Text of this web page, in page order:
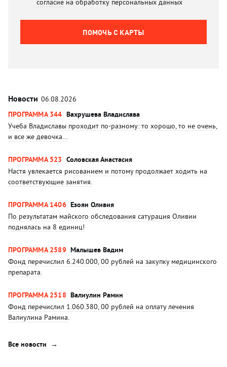
согласие на обработку персональных данных
ПОМОЧЬ C КАРТЫ
Новости 06.08.2026
ПРОГРАММА 344 Вахрушева Владислава
Учеба Владиславы проходит по-разному: то хорошо, то не очень,
и все же девочка...
ПРОГРАММА 523 Соловская Анастасия
Настя увлекается рисованием и потому продолжает ходить на
соответствующие занятия.
ПРОГРАММА 1406 Езоян Оливия
По результатам майского обследования сатурация Оливии
поднялась на 8 единиц!
ПРОГРАММА 2589 Малышев Вадим
Фонд перечислил 6.240.000, 00 рублей на закупку медицинского
препарата.
ПРОГРАММА 2518 Валиулин Рамин
Фонд перечислил 1.060.380, 00 рублей на оплату лечения
Валиулина Рамина.
Все новости